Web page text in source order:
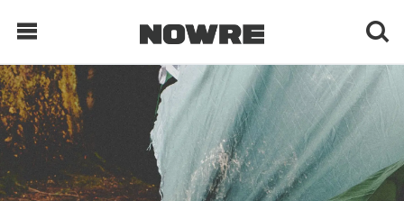
每日鲜榨
现客视点